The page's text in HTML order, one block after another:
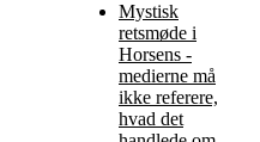
Mystisk
retsmøde i
Horsens -
medierne må
ikke referere,
hvad det